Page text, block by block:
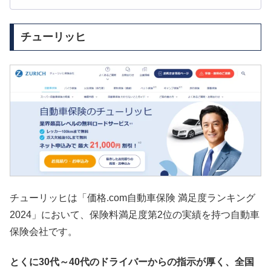
チューリッヒ
チューリッヒは「価格.com自動車保険 満足度ランキング
2024」において、保険料満足度第2位の実績を持つ自動車
保険会社です。
とくに30代～40代のドライバーからの指示が厚く、全国